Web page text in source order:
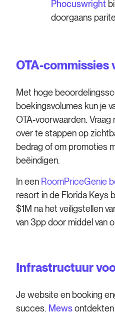
Phocuswright
doorgaans
OTA-commissies
Met hoge
boekingsvolumes kun je
OTA-voorwaarden.
over te stappen op
bedrag of om promoties
beëindigen.
In een RoomPriceGenie
resort in de Florida Keys
$1M na het veiligstellen
van 3pp door middel van
Infrastructuur
Je website en booking
succes. Mews